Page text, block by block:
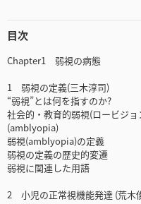
目次
Chapter1 弱視の病態
1 弱視の定義(三木淳司)
“弱視”とは何を指すのか?
社会的・教育的弱視(ロービジ
(amblyopia)
弱視(amblyopia)の定義
弱視の定義の歴史的変遷
弱視に関連した用語
2 小児の正常視機能発達 (荒木